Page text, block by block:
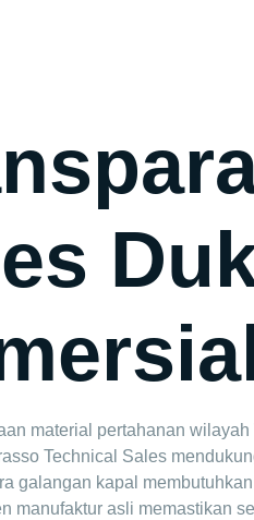
material pertahanan
Technical Sales
galangan kapal
manufaktur asli memastikan